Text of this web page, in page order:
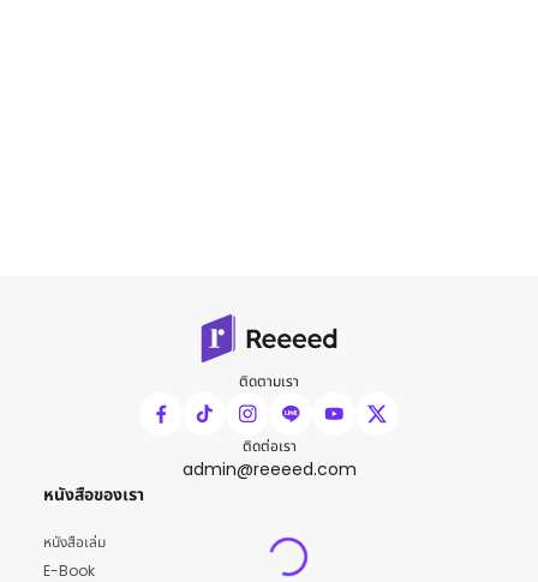
ติดตามเรา
ติดต่อเรา
admin@reeeed.com
หนังสือของเรา
หนังสือเล่ม
E-Book